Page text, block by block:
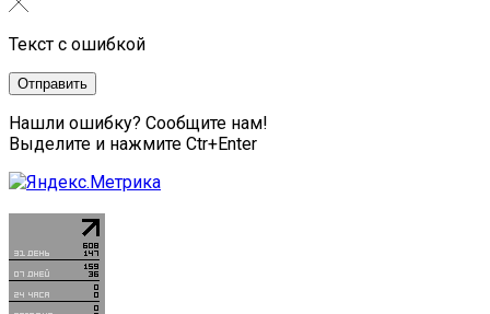
Текст с ошибкой
Нашли ошибку? Сообщите нам!
Выделите и нажмите Ctr+Enter